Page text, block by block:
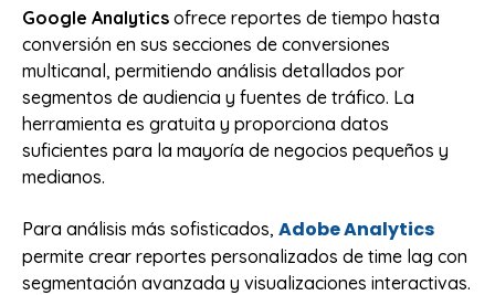
Google Analytics ofrece reportes de tiempo hasta
conversión en sus secciones de conversiones
multicanal, permitiendo análisis detallados por
segmentos de audiencia y fuentes de tráfico. La
herramienta es gratuita y proporciona datos
suficientes para la mayoría de negocios pequeños y
medianos.
Para análisis más sofisticados, Adobe Analytics
permite crear reportes personalizados de time lag con
segmentación avanzada y visualizaciones interactivas.